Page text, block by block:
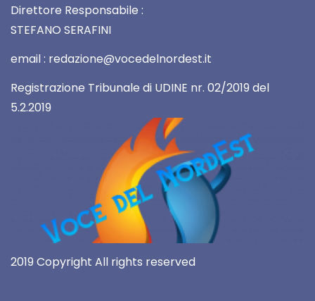
Direttore Responsabile :
STEFANO SERAFINI
email : redazione@vocedelnordest.it
Registrazione Tribunale di UDINE nr. 02/2019 del
5.2.2019
2019 Copyright All rights reserved